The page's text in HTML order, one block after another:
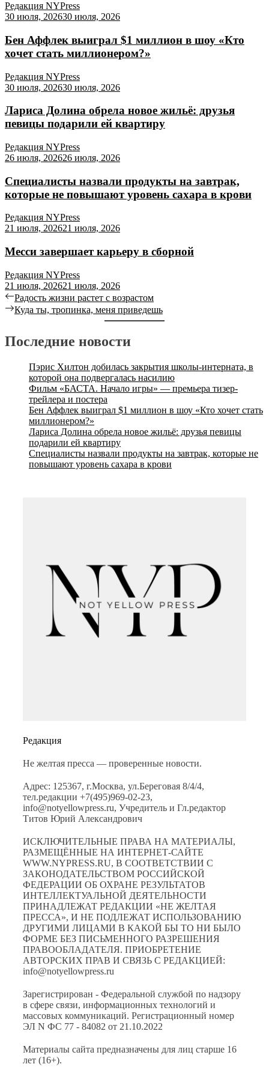
Редакция NYPress
30 июля, 202630 июля, 2026
Бен Аффлек выиграл $1 миллион в шоу «Кто
хочет стать миллионером?»
Редакция NYPress
30 июля, 202630 июля, 2026
Лариса Долина обрела новое жильё: друзья
певицы подарили ей квартиру
Редакция NYPress
26 июля, 202626 июля, 2026
Специалисты назвали продукты на завтрак,
которые не повышают уровень сахара в крови
Редакция NYPress
21 июля, 202621 июля, 2026
Месси завершает карьеру в сборной
Редакция NYPress
21 июля, 202621 июля, 2026
Радость жизни растет с возрастом
Куда ты, тропинка, меня приведешь
Последние новости
Пэрис Хилтон добилась закрытия школы-интерната, в
которой она подвергалась насилию
Фильм «БАСТА. Начало игры» — премьера тизер-
трейлера и постера
Бен Аффлек выиграл $1 миллион в шоу «Кто хочет стать
миллионером?»
Лариса Долина обрела новое жильё: друзья певицы
подарили ей квартиру
Специалисты назвали продукты на завтрак, которые не
повышают уровень сахара в крови
Редакция
Не желтая пресса — проверенные новости.
Адрес: 125367, г.Москва, ул.Береговая 8/4/4,
тел.редакции +7(495)969-02-23,
info@notyellowpress.ru, Учредитель и Гл.редактор
Титов Юрий Александрович
ИСКЛЮЧИТЕЛЬНЫЕ ПРАВА НА МАТЕРИАЛЫ,
РАЗМЕЩЁННЫЕ НА ИНТЕРНЕТ-САЙТЕ
WWW.NYPRESS.RU, В СООТВЕТСТВИИ С
ЗАКОНОДАТЕЛЬСТВОМ РОССИЙСКОЙ
ФЕДЕРАЦИИ ОБ ОХРАНЕ РЕЗУЛЬТАТОВ
ИНТЕЛЛЕКТУАЛЬНОЙ ДЕЯТЕЛЬНОСТИ
ПРИНАДЛЕЖАТ РЕДАКЦИИ «НЕ ЖЕЛТАЯ
ПРЕССА», И НЕ ПОДЛЕЖАТ ИСПОЛЬЗОВАНИЮ
ДРУГИМИ ЛИЦАМИ В КАКОЙ БЫ ТО НИ БЫЛО
ФОРМЕ БЕЗ ПИСЬМЕННОГО РАЗРЕШЕНИЯ
ПРАВООБЛАДАТЕЛЯ. ПРИОБРЕТЕНИЕ
АВТОРСКИХ ПРАВ И СВЯЗЬ С РЕДАКЦИЕЙ:
info@notyellowpress.ru
Зарегистрирован - Федеральной службой по надзору
в сфере связи, информационных технологий и
массовых коммуникаций. Регистрационный номер
ЭЛ N ФС 77 - 84082 от 21.10.2022
Материалы сайта предназначены для лиц старше 16
лет (16+).